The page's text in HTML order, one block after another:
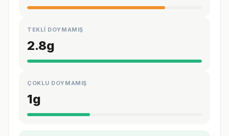
TEKLİ DOYMAMIŞ
2.8g
ÇOKLU DOYMAMIŞ
1g